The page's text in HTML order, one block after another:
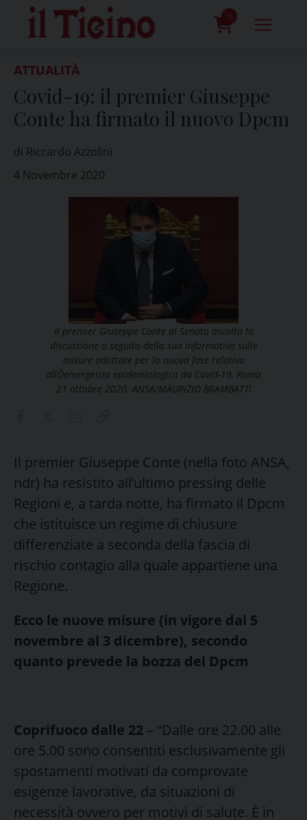
content
0
ATTUALITÀ
Covid-19: il premier Giuseppe
Conte ha firmato il nuovo Dpcm
di Riccardo Azzolini
4 Novembre 2020
Il premier Giuseppe Conte al Senato ascolta la
discussione a seguito della sua informativa sulle
misure adottate per la nuova fase relativa
allÕemergenza epidemiologica da Covid-19, Roma
21 ottobre 2020. ANSA/MAURIZIO BRAMBATTI
Il premier Giuseppe Conte (nella foto ANSA,
ndr) ha resistito all’ultimo pressing delle
Regioni e, a tarda notte, ha firmato il Dpcm
che istituisce un regime di chiusure
differenziate a seconda della fascia di
rischio contagio alla quale appartiene una
Regione.
Ecco le nuove misure (in vigore dal 5
novembre al 3 dicembre), secondo
quanto prevede la bozza del Dpcm
Coprifuoco dalle 22 – “Dalle ore 22.00 alle
ore 5.00 sono consentiti esclusivamente gli
spostamenti motivati da comprovate
esigenze lavorative, da situazioni di
necessità ovvero per motivi di salute. È in